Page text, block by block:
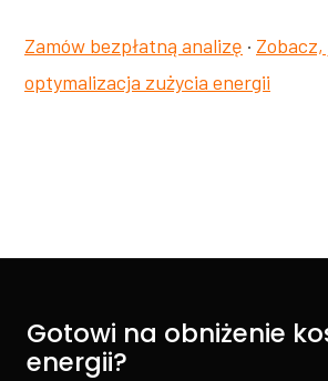
Zamów bezpłatną analizę · Zobacz,
optymalizacja zużycia energii
Gotowi na obniżenie
energii?